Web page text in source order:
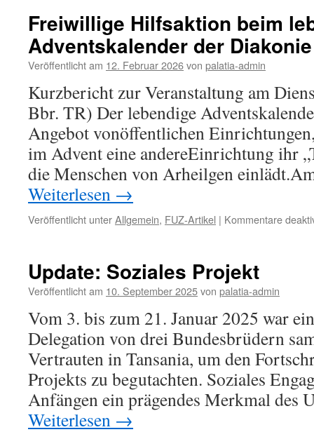
Freiwillige Hilfsaktion beim
Adventskalender der
Veröffentlicht am 12. Februar 2026von palatia-admin
Kurzbericht zur Veranstaltung am
Bbr. TR) Der lebendige
Angebot vonöffentlichen
im Advent eine andereEinrichtung ihr
die Menschen von Arheilgen
Weiterlesen →
Veröffentlicht unterAllgemein, FUZ-Artikel | Kommentare
Update: Soziales Projekt
Veröffentlicht am 10. September 2025von palatia-admin
Vom 3. bis zum 21. Januar 2025 war
Delegation von drei Bundesbrüdern
Vertrauten in Tansania, um den
Projekts zu begutachten. Soziales
Anfängen ein prägendes Merkmal des
Weiterlesen →